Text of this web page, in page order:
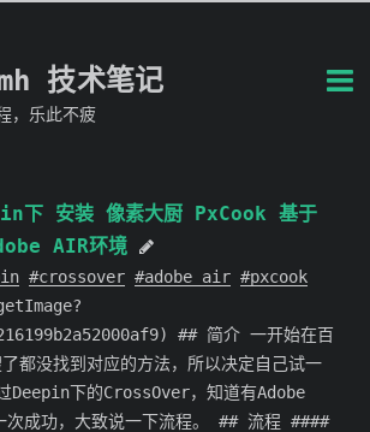
技术笔记
，乐此不疲
下 安装 像素大厨 PxCook 基于
AIR环境
crossover adobe air
pxcook
## 简介 一开始在百
都没找到对应的方法，所以决定自己试一
Deepin下的CrossOver，知道有Adobe
次成功，大致说一下流程。 ## 流程 ####